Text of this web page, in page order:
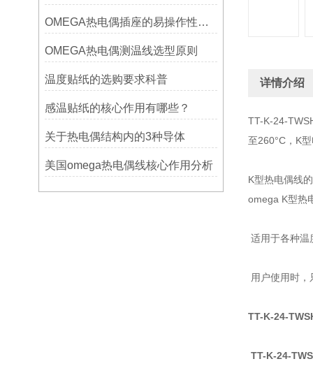
OMEGA热电偶插座的易操作性探讨
OMEGA热电偶测温线选型原则
温度贴纸的选购要求科普
感温贴纸的核心作用有哪些？
关于热电偶结构内的3种导体
美国omega热电偶线核心作用分析
详情介绍
TT-K-24-
至260°C，K
K型热电偶线
omega K型热
适用于各种温
用户使用时
TT-K-24-
TT-K-24-